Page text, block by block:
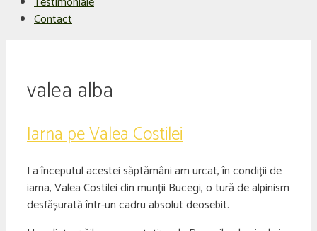
Contact
valea alba
Iarna pe Valea Costilei
La începutul acestei săptămâni am urcat, în condiții de
iarna, Valea Costilei din munții Bucegi, o tură de alpinism
desfășurată într-un cadru absolut deosebit.